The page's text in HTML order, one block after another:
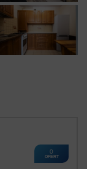
0
OFERT